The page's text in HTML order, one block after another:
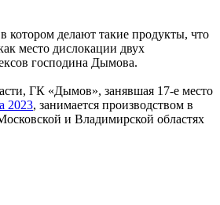
котором делают такие продукты, что
место дислокации двух
господина Дымова.
ГК «Дымов», занявшая 17-е место
2023, занимается производством в
и Владимирской областях